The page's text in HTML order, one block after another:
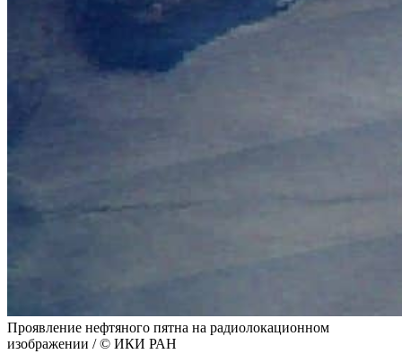
Проявление нефтяного пятна на радиолокационном
изображении / © ИКИ РАН